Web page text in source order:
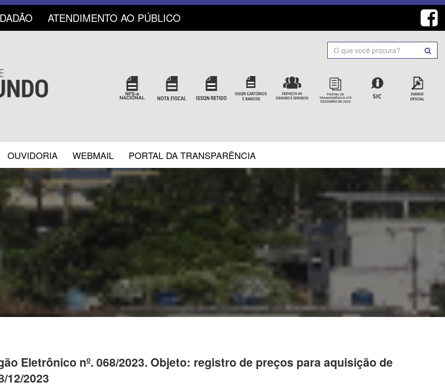
ATENDIMENTO AO PÚBLICO
Search
OUVIDORIA WEBMAIL PORTAL DA TRANSPARÊNCIA
Eletrônico nº. 068/2023. Objeto: registro de preços para aquisição de
12/2023